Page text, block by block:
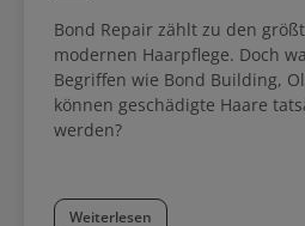
Bond Repair zählt zu den
modernen Haarpflege. Doch
Begriffen wie Bond Building,
können geschädigte Haare
werden?
Weiterlesen